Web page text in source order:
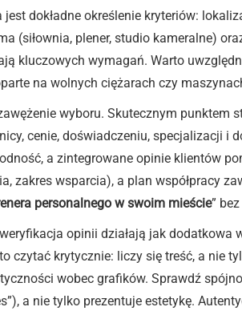
jest dokładne określenie kryteriów:
(siłownia, plener, studio kameralne)
kluczowych wymagań. Warto
na wolnych ciężarach czy
wyboru. Skutecznym punktem
cenie, doświadczeniu, specjalizacji
a zintegrowane opinie klientów
zakres wsparcia), a plan współpracy
personalnego w swoim mieście”
opinii działają jak
czytać krytycznie: liczy się treść, a nie
wobec grafików. Sprawdź
a nie tylko prezentuje estetykę.